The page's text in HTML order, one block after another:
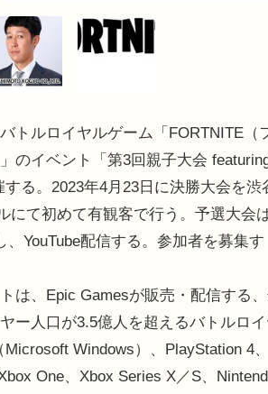
トルロイヤルゲーム「FORTNITE（
のイベント「第3回親子大会
する。2023年4月23日に決勝大会を渋
にて初めて有観客で行う。予選大会
、YouTube配信する。参加者を募集す
は、Epic Gamesが販売・配信する
ー人口が3.5億人を超えるバトルロ
Windows）、PlayStation 4、
One、Xbox Series X／S、